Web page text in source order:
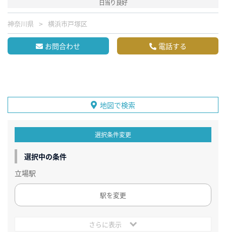
日当り良好
神奈川県 横浜市戸塚区
お問合わせ 電話する
地図で検索
選択条件変更
選択中の条件
立場駅
駅を変更
さらに表示